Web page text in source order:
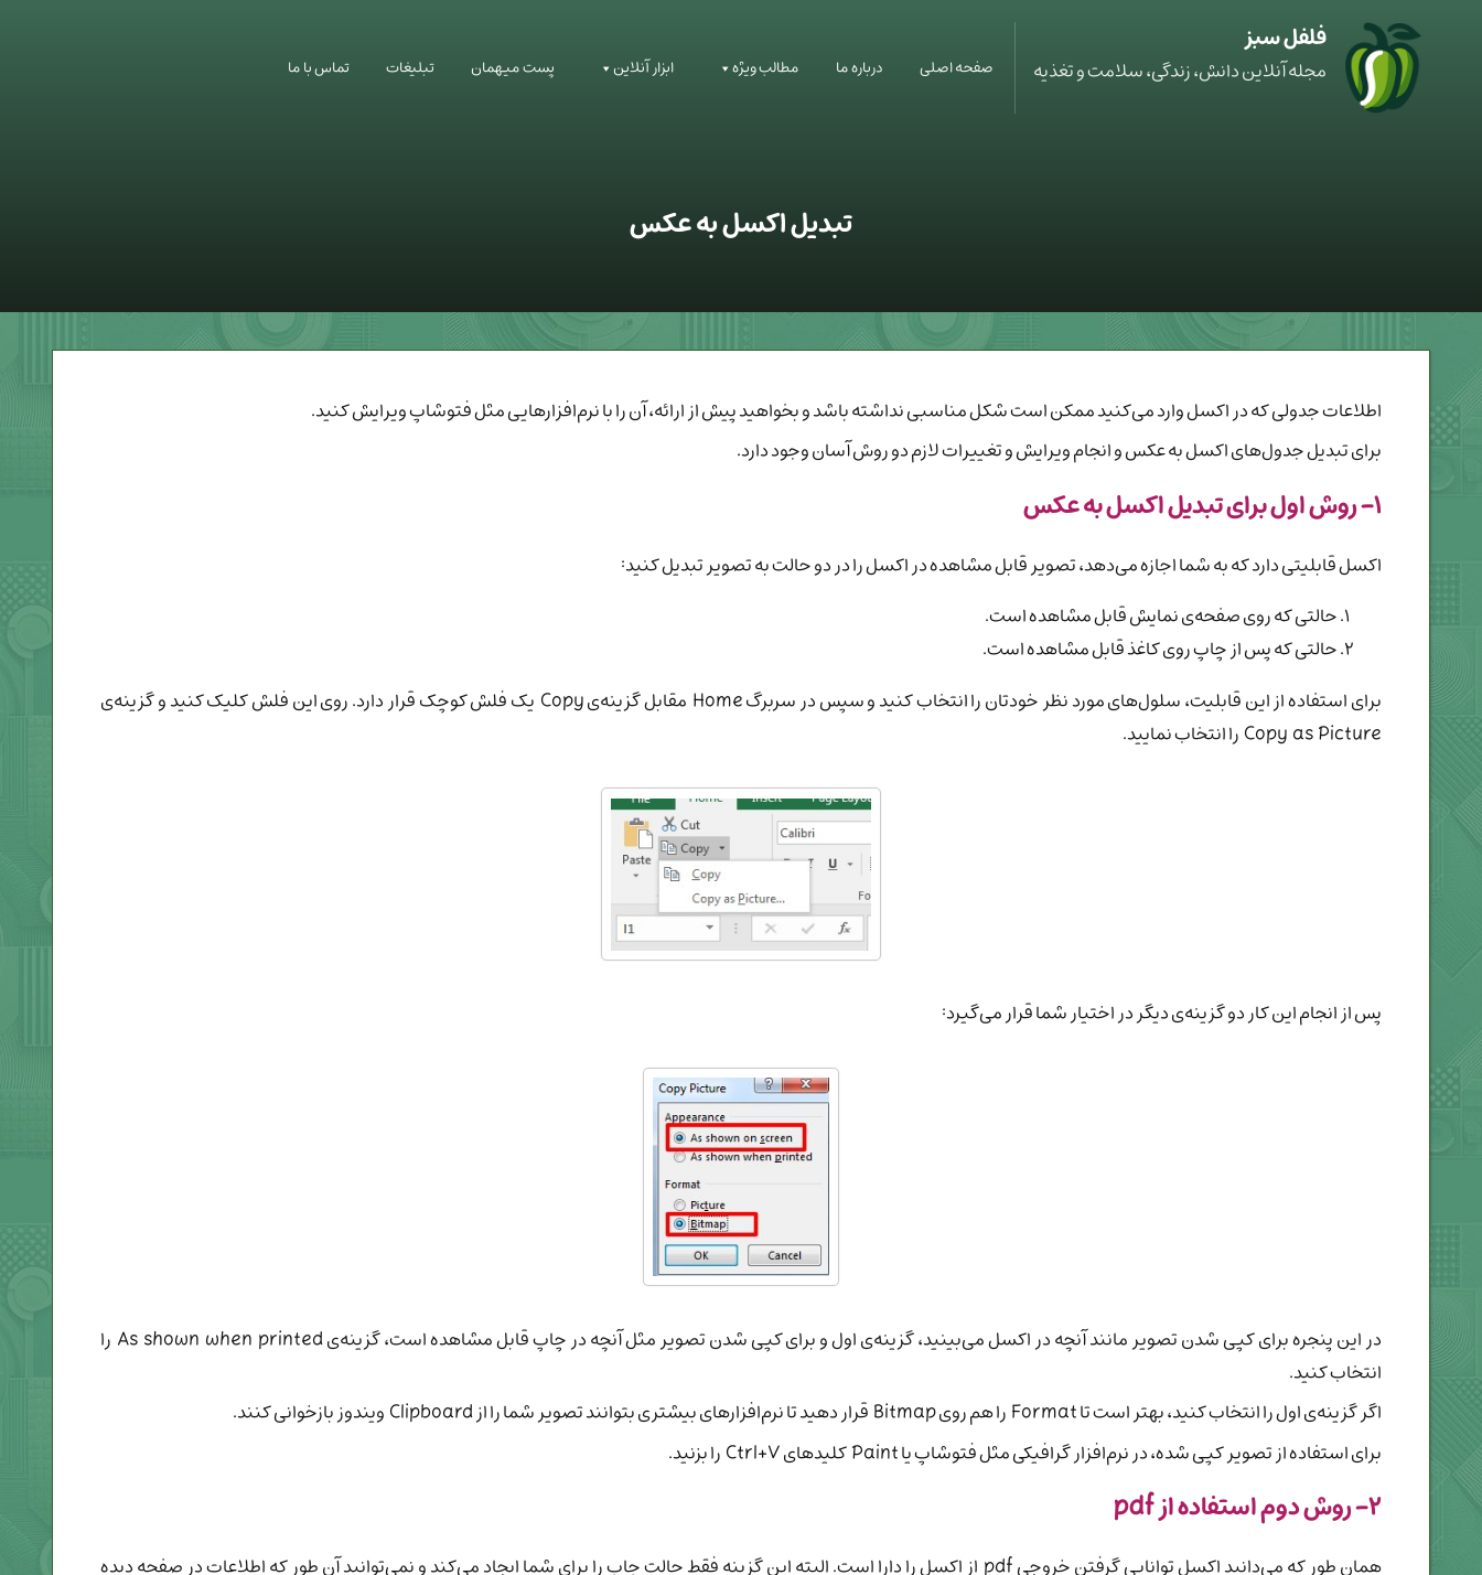
فلفل سبز
مجله آنلاین دانش، زندگی، سلامت و تغذیه صفحه اصلی درباره ما مطالب ویژه ابزار آنلاین پست میهمان تبلیغات تماس با ما
تبدیل اکسل به عکس
اطلاعات جدولی که در اکسل وارد می‌کنید ممکن است شکل مناسبی نداشته باشد و بخواهید پیش از ارائه، آن را با نرم‌افزارهایی مثل فتوشاپ ویرایش کنید.
برای تبدیل جدول‌های اکسل به عکس و انجام ویرایش و تغییرات لازم دو روش آسان وجود دارد.
۱- روش اول برای تبدیل اکسل به عکس
اکسل قابلیتی دارد که به شما اجازه می‌دهد، تصویر قابل مشاهده در اکسل را در دو حالت به تصویر تبدیل کنید:
حالتی که روی صفحه‌ی نمایش قابل مشاهده است.
حالتی که پس از چاپ روی کاغذ قابل مشاهده است.
برای استفاده از این قابلیت، سلول‌های مورد نظر خودتان را انتخاب کنید و سپس در سربرگ Home مقابل گزینه‌ی Copy یک فلش کوچک قرار دارد. روی این فلش کلیک کنید و گزینه‌ی
Copy as Picture را انتخاب نمایید.
پس از انجام این کار دو گزینه‌ی دیگر در اختیار شما قرار می‌گیرد:
در این پنجره برای کپی شدن تصویر مانند آنچه در اکسل می‌بینید، گزینه‌ی اول و برای کپی شدن تصویر مثل آنچه در چاپ قابل مشاهده است، گزینه‌ی As shown when printed را
انتخاب کنید.
اگر گزینه‌ی اول را انتخاب کنید، بهتر است تا Format را هم روی Bitmap قرار دهید تا نرم‌افزارهای بیشتری بتوانند تصویر شما را از Clipboard ویندوز بازخوانی کنند.
برای استفاده از تصویر کپی شده، در نرم‌افزار گرافیکی مثل فتوشاپ یا Paint کلیدهای Ctrl+V را بزنید.
۲- روش دوم استفاده از pdf
همان طور که می‌دانید اکسل توانایی گرفتن خروجی pdf از اکسل را دارا است. البته این گزینه فقط حالت چاپ را برای شما ایجاد می‌کند و نمی‌توانید آن طور که اطلاعات در صفحه دیده